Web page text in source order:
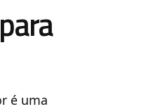
é uma